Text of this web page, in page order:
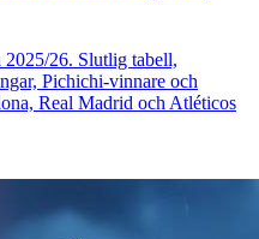
26. Slutlig tabell,
Pichichi-vinnare och
Real Madrid och Atléticos